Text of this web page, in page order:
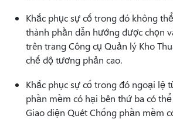
Khắc phục sự cố trong đó không
thành phần dẫn hướng được chọn
trên trang Công cụ Quản lý Kho
chế độ tương phản cao.
Khắc phục sự cố trong đó ngoại lệ
phần mềm có hại bên thứ ba có
Giao diện Quét Chống phần mềm